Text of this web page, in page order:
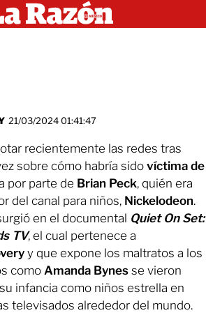
21/03/2024 01:41:47
recientemente las redes tras
sobre cómo habría sido víctima de
por parte de Brian Peck, quién era
del canal para niños, Nickelodeon.
en el documental Quiet On Set:
TV, el cual pertenece a
y que expone los maltratos a los
como Amanda Bynes se vieron
infancia como niños estrella en
televisados alrededor del mundo.